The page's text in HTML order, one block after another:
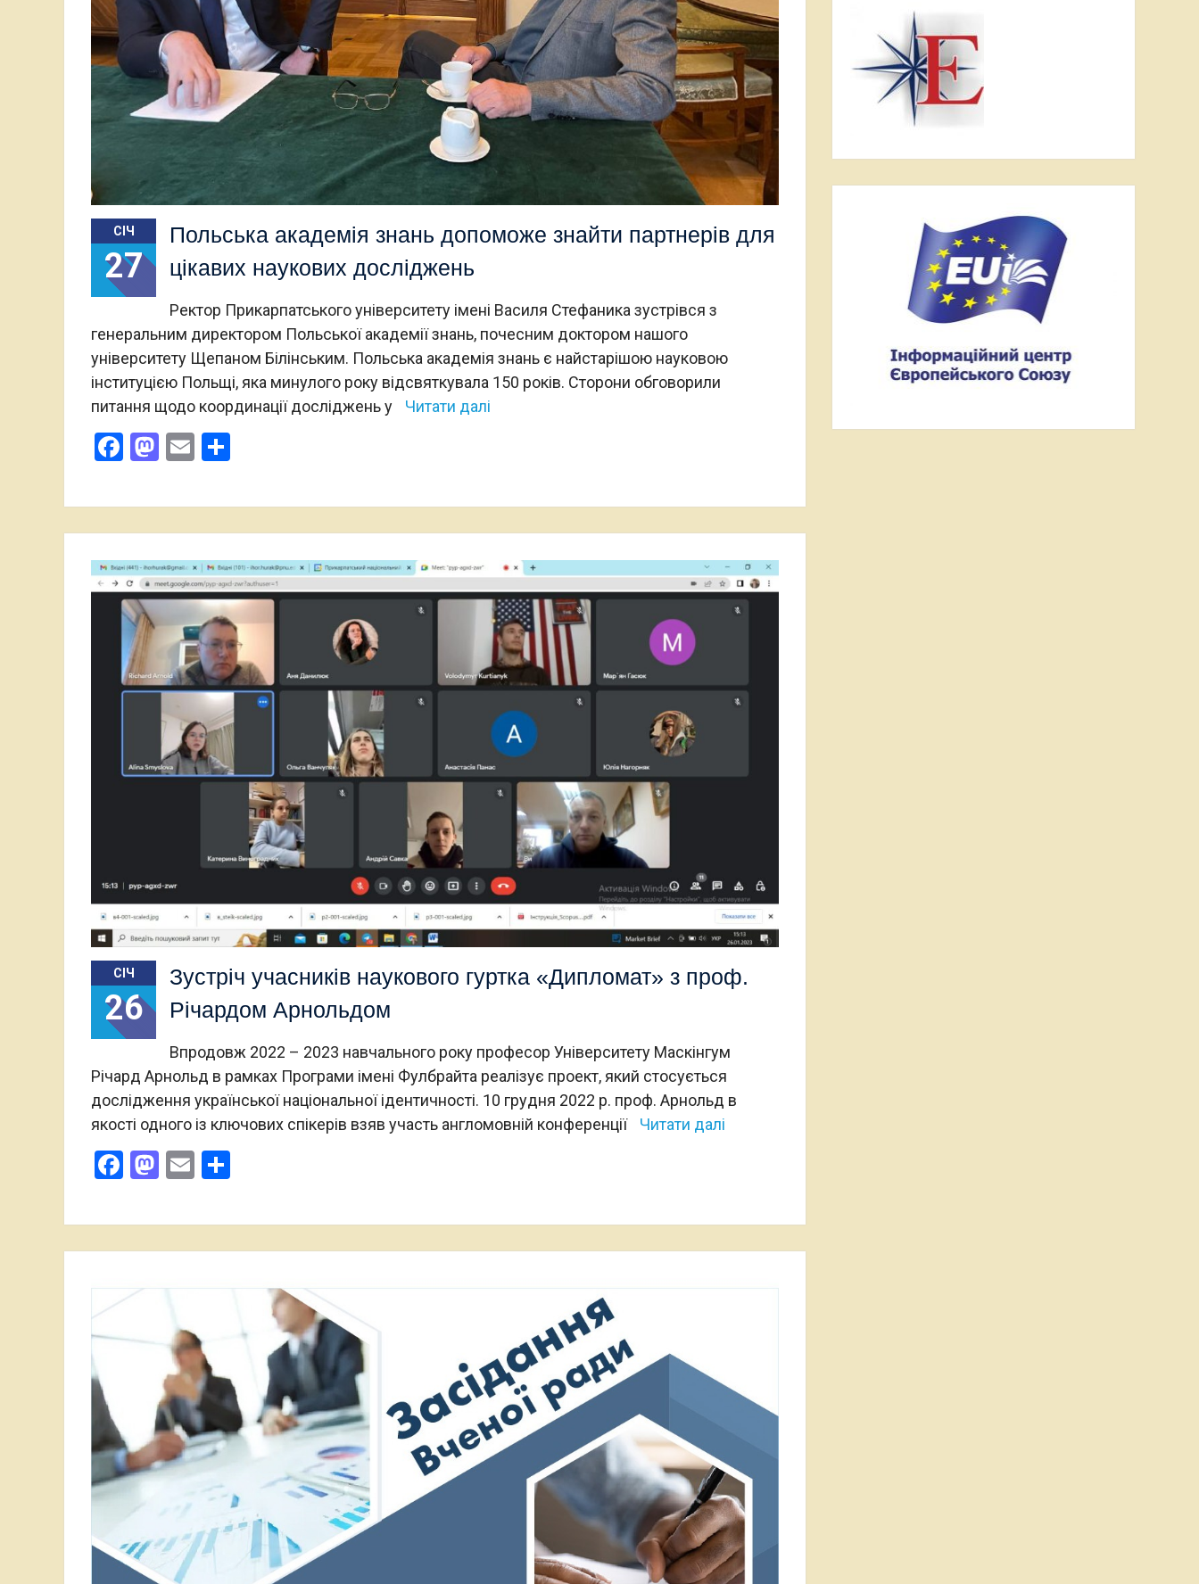
СІЧ
27
Польська академія знань допоможе знайти партнерів для
цікавих наукових досліджень
Ректор Прикарпатського університету імені Василя Стефаника зустрівся з
генеральним директором Польської академії знань, почесним доктором нашого
університету Щепаном Білінським. Польська академія знань є найстарішою науковою
інституцією Польщі, яка минулого року відсвяткувала 150 років. Сторони обговорили
питання щодо координації досліджень у
Читати далі
Facebook
Mastodon
Email
СІЧ
26
Зустріч учасників наукового гуртка «Дипломат» з проф.
Річардом Арнольдом
Впродовж 2022 – 2023 навчального року професор Університету Маскінгум
Річард Арнольд в рамках Програми імені Фулбрайта реалізує проект, який стосується
дослідження української національної ідентичності. 10 грудня 2022 р. проф. Арнольд в
якості одного із ключових спікерів взяв участь англомовній конференції
Читати далі
Facebook
Mastodon
Email